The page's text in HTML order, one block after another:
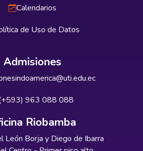
Calendarios
de Uso de Datos
Admisiones
963 088 088
Riobamba
León Borja y Diego de Ibarra